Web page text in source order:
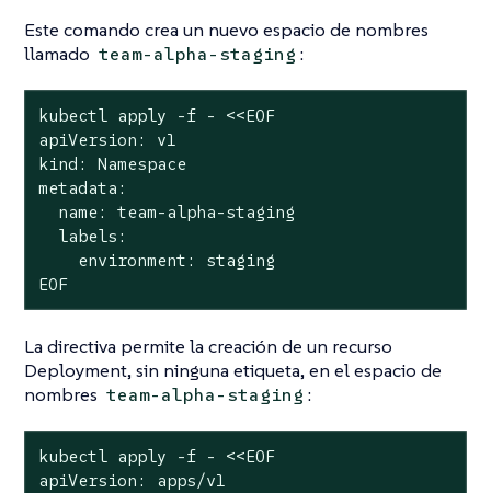
Este comando crea un nuevo espacio de nombres
llamado team-alpha-staging :
kubectl apply -f - <<EOF
apiVersion: v1
kind: Namespace
metadata:
  name: team-alpha-staging
  labels:
    environment: staging
EOF
La directiva permite la creación de un recurso
Deployment, sin ninguna etiqueta, en el espacio de
nombres team-alpha-staging :
kubectl apply -f - <<EOF
apiVersion: apps/v1